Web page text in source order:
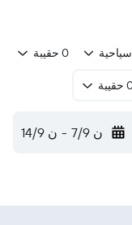
سياحية 0 حقيبة
ن 7/9 - ن 14/9